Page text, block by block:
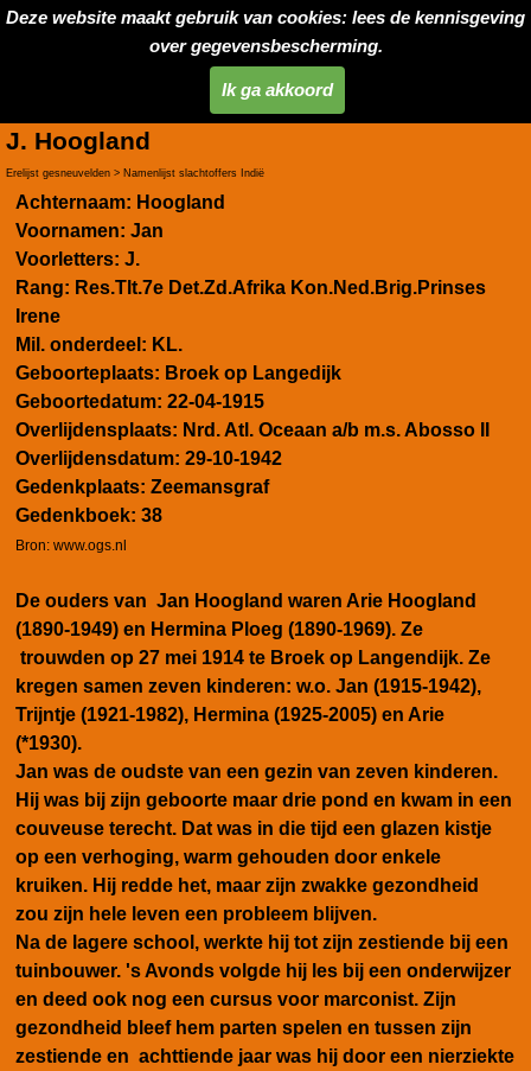
Deze website maakt gebruik van cookies: lees de kennisgeving
over gegevensbescherming.
Ik ga akkoord
J. Hoogland
Erelijst gesneuvelden > Namenlijst slachtoffers Indië
Achternaam: Hoogland
Voornamen: Jan
Voorletters: J.
Rang: Res.Tlt.7e Det.Zd.Afrika Kon.Ned.Brig.Prinses
Irene
Mil. onderdeel: KL.
Geboorteplaats: Broek op Langedijk
Geboortedatum: 22-04-1915
Overlijdensplaats: Nrd. Atl. Oceaan a/b m.s. Abosso II
Overlijdensdatum: 29-10-1942
Gedenkplaats: Zeemansgraf
Gedenkboek: 38
Bron: www.ogs.nl
De ouders van Jan Hoogland waren Arie Hoogland
(1890-1949) en Hermina Ploeg (1890-1969). Ze
trouwden op 27 mei 1914 te Broek op Langendijk. Ze
kregen samen zeven kinderen: w.o. Jan (1915-1942),
Trijntje (1921-1982), Hermina (1925-2005) en Arie
(*1930).
Jan was de oudste van een gezin van zeven kinderen.
Hij was bij zijn geboorte maar drie pond en kwam in een
couveuse terecht. Dat was in die tijd een glazen kistje
op een verhoging, warm gehouden door enkele
kruiken. Hij redde het, maar zijn zwakke gezondheid
zou zijn hele leven een probleem blijven.
Na de lagere school, werkte hij tot zijn zestiende bij een
tuinbouwer. 's Avonds volgde hij les bij een onderwijzer
en deed ook nog een cursus voor marconist. Zijn
gezondheid bleef hem parten spelen en tussen zijn
zestiende en achttiende jaar was hij door een nierziekte